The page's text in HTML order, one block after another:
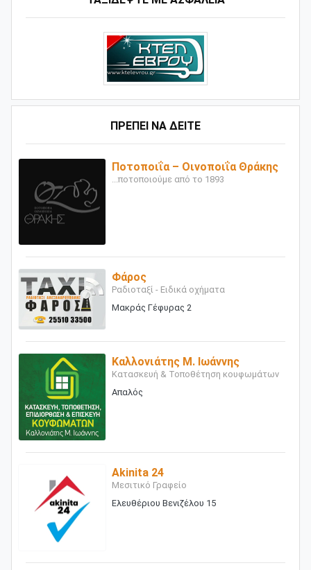
ΠΡΕΠΕΙ ΝΑ ΔΕΙΤΕ
Ποτοποιΐα – Οινοποιΐα Θράκης
...ποτοποιούμε από το 1893
Φάρος
Ραδιοταξί - Ειδικά οχήματα
Μακράς Γέφυρας 2
Καλλονιάτης Μ. Ιωάννης
Κατασκευή & Τοποθέτηση κουφωμάτων
Απαλός
Akinita 24
Μεσιτικό Γραφείο
Ελευθέριου Βενιζέλου 15